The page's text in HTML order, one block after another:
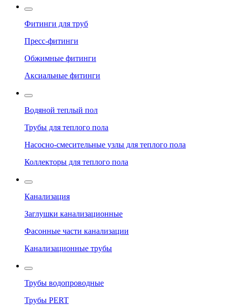
Фитинги для труб
Пресс-фитинги
Обжимные фитинги
Аксиальные фитинги
Водяной теплый пол
Трубы для теплого пола
Насосно-смесительные узлы для теплого пола
Коллекторы для теплого пола
Канализация
Заглушки канализационные
Фасонные части канализации
Канализационные трубы
Трубы водопроводные
Трубы PERT